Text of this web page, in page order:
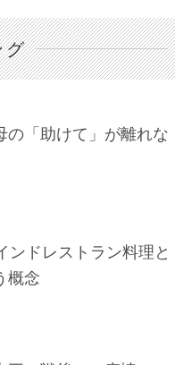
グ
の「助けて」が離れな
ンドレストラン料理と
概念